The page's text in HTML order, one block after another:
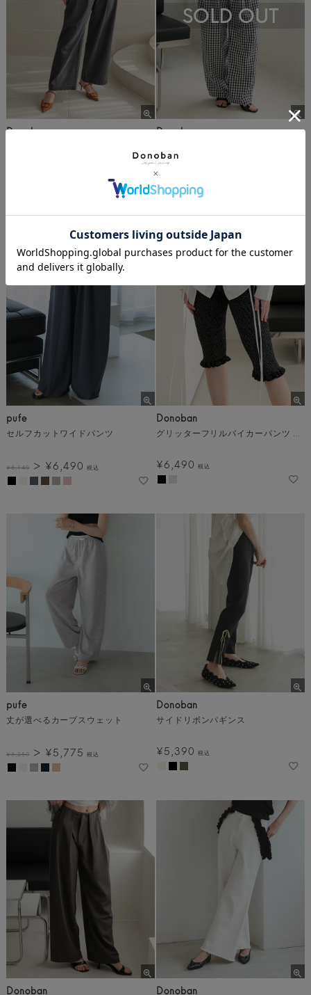
Donoban Donoban
¥
SOLD OUT
pufe
セルフカットワイドパンツ
¥8,140 ¥6,490 税込
Donoban
¥6,490 税込
pufe
丈が選べるカーブスウェット
¥8,250 ¥5,775 税込
Donoban
サイドリボンパギンス
¥5,390 税込
Donoban Donoban